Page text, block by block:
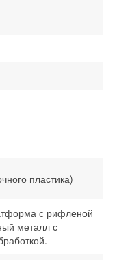
пластика)
с рифленой
металл с